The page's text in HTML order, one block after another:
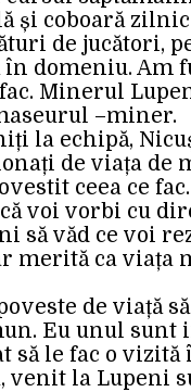
și coboară
de jucători,
în domeniu. Am
fac. Minerul
–miner.
la echipă,
de viața de
ceea ce
voi vorbi cu
să văd ce voi
merită ca viața
de viață
Eu unul sunt
să le fac o
venit la Lupeni